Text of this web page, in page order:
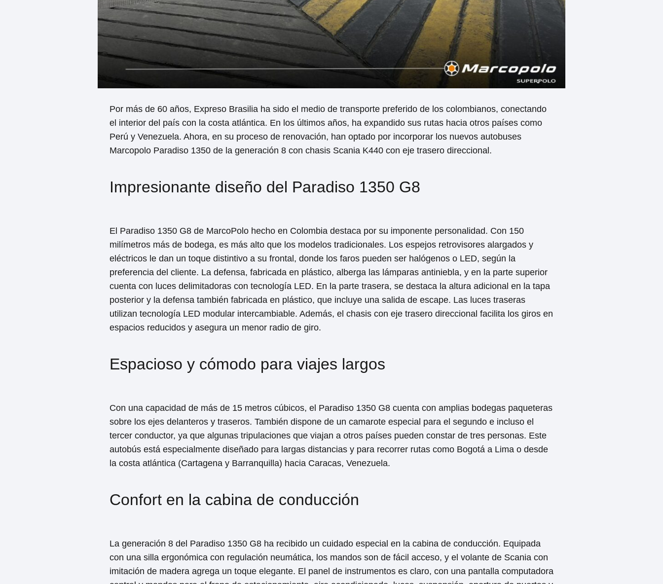
Por más de 60 años, Expreso Brasilia ha sido el medio de transporte preferido de los colombianos, conectando
el interior del país con la costa atlántica. En los últimos años, ha expandido sus rutas hacia otros países como
Perú y Venezuela. Ahora, en su proceso de renovación, han optado por incorporar los nuevos autobuses
Marcopolo Paradiso 1350 de la generación 8 con chasis Scania K440 con eje trasero direccional.
Impresionante diseño del Paradiso 1350 G8
El Paradiso 1350 G8 de MarcoPolo hecho en Colombia destaca por su imponente personalidad. Con 150
milímetros más de bodega, es más alto que los modelos tradicionales. Los espejos retrovisores alargados y
eléctricos le dan un toque distintivo a su frontal, donde los faros pueden ser halógenos o LED, según la
preferencia del cliente. La defensa, fabricada en plástico, alberga las lámparas antiniebla, y en la parte superior
cuenta con luces delimitadoras con tecnología LED. En la parte trasera, se destaca la altura adicional en la tapa
posterior y la defensa también fabricada en plástico, que incluye una salida de escape. Las luces traseras
utilizan tecnología LED modular intercambiable. Además, el chasis con eje trasero direccional facilita los giros en
espacios reducidos y asegura un menor radio de giro.
Espacioso y cómodo para viajes largos
Con una capacidad de más de 15 metros cúbicos, el Paradiso 1350 G8 cuenta con amplias bodegas paqueteras
sobre los ejes delanteros y traseros. También dispone de un camarote especial para el segundo e incluso el
tercer conductor, ya que algunas tripulaciones que viajan a otros países pueden constar de tres personas. Este
autobús está especialmente diseñado para largas distancias y para recorrer rutas como Bogotá a Lima o desde
la costa atlántica (Cartagena y Barranquilla) hacia Caracas, Venezuela.
Confort en la cabina de conducción
La generación 8 del Paradiso 1350 G8 ha recibido un cuidado especial en la cabina de conducción. Equipada
con una silla ergonómica con regulación neumática, los mandos son de fácil acceso, y el volante de Scania con
imitación de madera agrega un toque elegante. El panel de instrumentos es claro, con una pantalla computadora